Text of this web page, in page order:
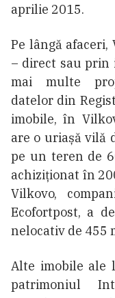
aprilie 2015.
Pe lângă
– direct sau prin
mai multe
datelor din
imobile, în
are o uriașă vilă
pe un teren de
achiziționat în
Vilkovo,
Ecofortpost, a
nelocativ de 455
Alte imobile ale
patrimoniul